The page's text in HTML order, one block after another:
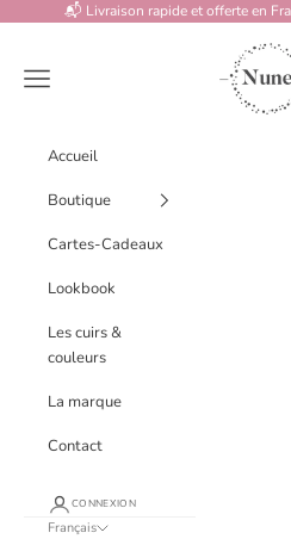
Passer au contenu📬 Livraison rapide et offerte en
Menu
Accueil
Boutique
Cartes-Cadeaux
Lookbook
Les cuirs &
couleurs
La marque
Contact
CONNEXION
Français